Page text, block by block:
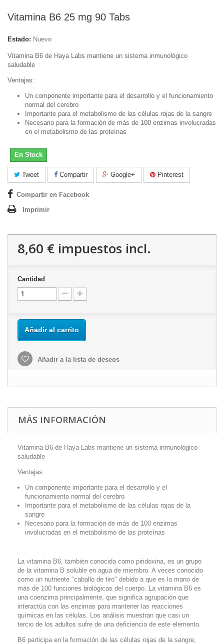
Vitamina B6 25 mg 90 Tabs
Estado: Nuevo
Vitamina B6 de Haya Labs mantiene un sistema inmunológico
saludable
Ventajas:
Un componente importante para el desarrollo y el funcionamiento
normal del cerebro
Importante para el metabolismo de las células rojas de la sangre
Necesario para la formación de más de 100 enzimas involucradas
en el metabolismo de las proteínas
En Stock
Tweet Compartir Google+ Pinterest
Compartir en Facebook
Imprimir
8,60 € impuestos incl.
Cantidad
Añadir al carrito
Añadir a la lista de deseos
MÁS INFORMACIÓN
Vitamina B6 de Haya Labs mantiene un sistema inmunológico
saludable
Ventajas:
Un componente importante para el desarrollo y el
funcionamiento normal del cerebro
Importante para el metabolismo de las células rojas de la
sangre
Necesario para la formación de más de 100 enzimas
involucradas en el metabolismo de las proteínas
La vitamina B6, también conocida como piridoxina, es un grupo
de la vitamina B soluble en agua de miembro. A veces conocido
como un nutriente "caballo de tiro" debido a que es la mano de
más de 100 funciones biológicas del cuerpo. La vitamina B6 es
una coenzima principalmente, que significa agrupación que
interactúa con las enzimas para mantener las reacciones
químicas en las células. Los análisis muestran que casi un
tercio de los adultos sufre de una deficiencia de este elemento.
B6 participa en la formación de las células rojas de la sangre,